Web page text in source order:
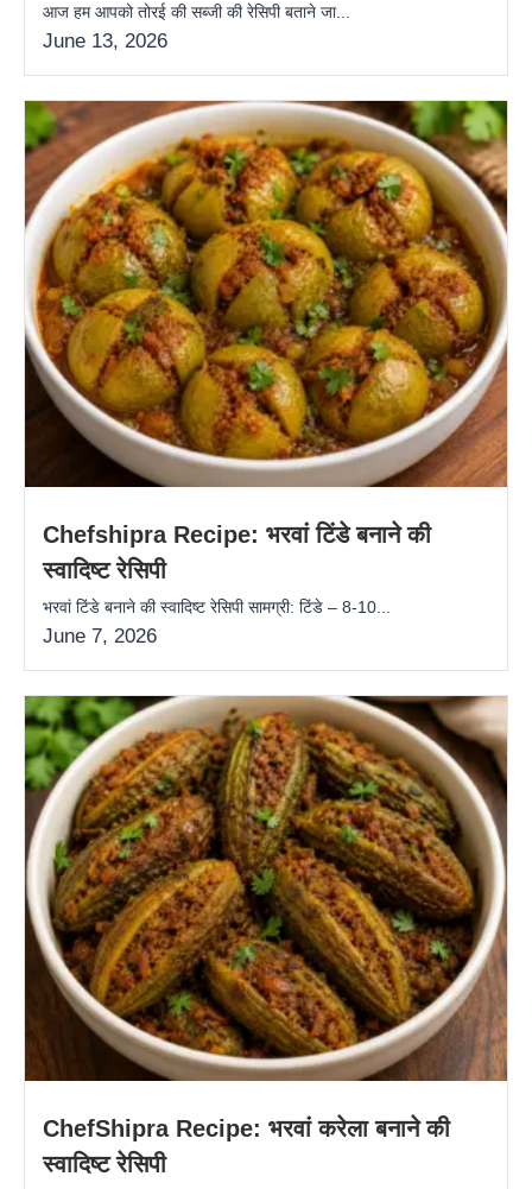
आज हम आपको तोरई की सब्जी की रेसिपी बताने जा...
June 13, 2026
Chefshipra Recipe: भरवां टिंडे बनाने की
स्वादिष्ट रेसिपी
भरवां टिंडे बनाने की स्वादिष्ट रेसिपी सामग्री: टिंडे – 8-10...
June 7, 2026
ChefShipra Recipe: भरवां करेला बनाने की
स्वादिष्ट रेसिपी